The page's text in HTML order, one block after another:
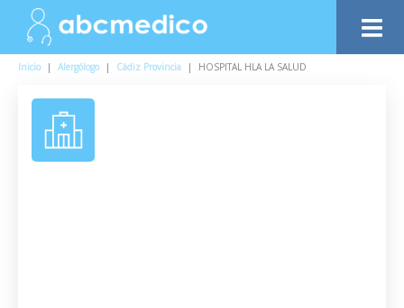
Inicio | Alergólogo | Cádiz Provincia | HOSPITAL HLA LA SALUD